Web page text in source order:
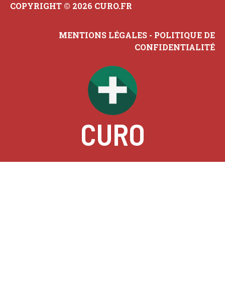
COPYRIGHT © 2026 CURO.FR
MENTIONS LÉGALES - POLITIQUE DE
CONFIDENTIALITÉ
CURO